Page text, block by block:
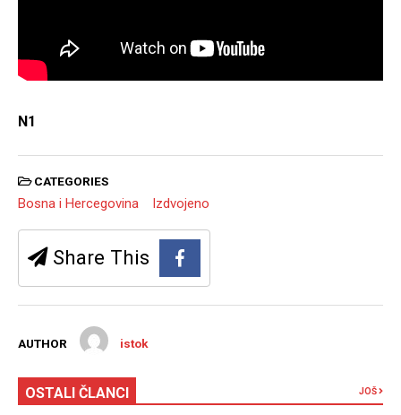
N1
CATEGORIES
Bosna i Hercegovina Izdvojeno
Share This
AUTHOR istok
OSTALI ČLANCI JOŠ